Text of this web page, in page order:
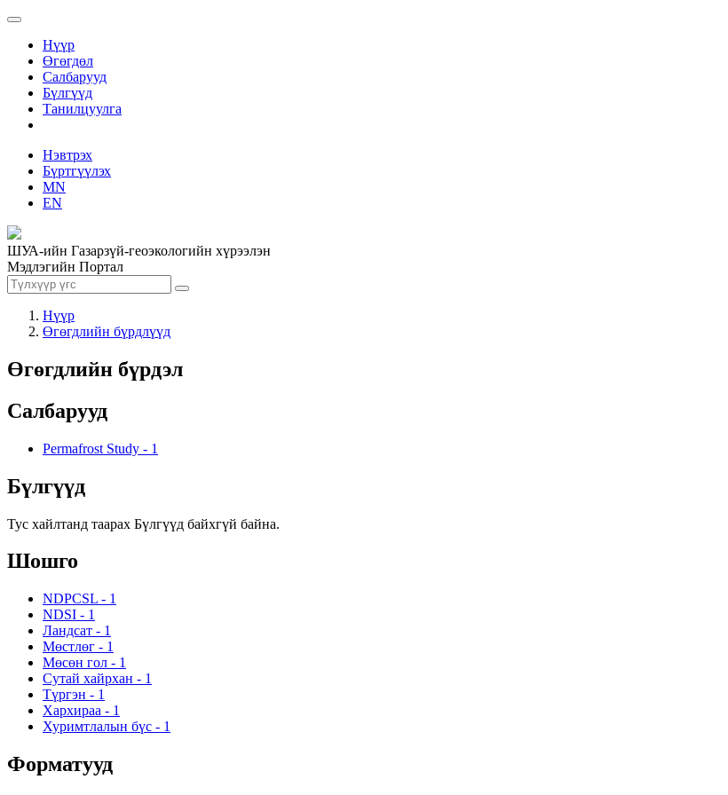
Нүүр
Өгөгдөл
Салбарууд
Бүлгүүд
Танилцуулга
Нэвтрэх
Бүртгүүлэх
MN
EN
ШУА-ийн Газарзүй-геоэкологийн хүрээлэн
Мэдлэгийн Портал
Нүүр
Өгөгдлийн бүрдлүүд
Өгөгдлийн бүрдэл
Салбарууд
Permafrost Study - 1
Бүлгүүд
Тус хайлтанд таарах Бүлгүүд байхгүй байна.
Шошго
NDPCSL - 1
NDSI - 1
Ландсат - 1
Мөстлөг - 1
Мөсөн гол - 1
Сутай хайрхан - 1
Түргэн - 1
Хархираа - 1
Хуримтлалын бүс - 1
Форматууд